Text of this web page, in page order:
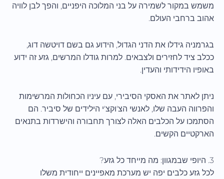
משמש במקור לשמירה על בני המלוכה היפניים, והפך לבן לוויה
אהוב ברחבי העולם.
בגרמניה גידלו את הדני הגדול, הידוע גם בשם דויטשה דוג,
ככלב ציד לחזירים ולצבאים. למרות גודלו המרשים, גזע זה ידוע
באופיו הידידותי והעדין.
ניתן לאתר את האסקי הסיבירי, עם עיניו הכחולות המרשימות
והפרווה העבה שלו, לאנשי הצ'וקצ'י הילידים של סיביר. הם
הסתמכו על הכלבים האלה לצורך תחבורה והישרדות בתנאים
הארקטיים הקשים.
3. היופי שבמגוון: מה מייחד כל גזע?
לכל גזע כלבים יפה יש מערכת מאפיינים ייחודית משלו